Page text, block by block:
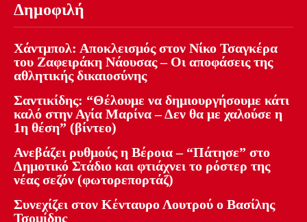
Δημοφιλή
Χάντμπολ: Αποκλεισμός στον Νίκο Τσαγκέρα
του Ζαφειράκη Νάουσας – Οι αποφάσεις της
αθλητικής δικαιοσύνης
Σαντικίδης: “Θέλουμε να δημιουργήσουμε κάτι
καλό στην Αγία Μαρίνα – Δεν θα με χαλούσε η
1η θέση” (βίντεο)
Ανεβάζει ρυθμούς η Βέροια – “Πάτησε” στο
Δημοτικό Στάδιο και φτιάχνει το ρόστερ της
νέας σεζόν (φωτορεπορτάζ)
Συνεχίζει στον Κένταυρο Λουτρού ο Βασίλης
Τσομίδης